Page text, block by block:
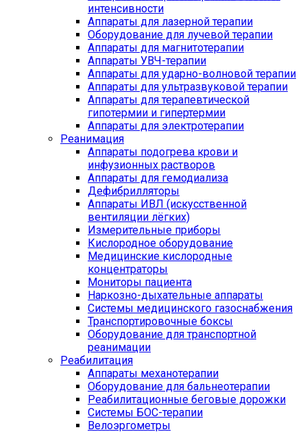
интенсивности
Аппараты для лазерной терапии
Оборудование для лучевой терапии
Аппараты для магнитотерапии
Аппараты УВЧ-терапии
Аппараты для ударно-волновой терапии
Аппараты для ультразвуковой терапии
Аппараты для терапевтической
гипотермии и гипертермии
Аппараты для электротерапии
Реанимация
Аппараты подогрева крови и
инфузионных растворов
Аппараты для гемодиализа
Дефибрилляторы
Аппараты ИВЛ (искусственной
вентиляции лёгких)
Измерительные приборы
Кислородное оборудование
Медицинские кислородные
концентраторы
Мониторы пациента
Наркозно-дыхательные аппараты
Системы медицинского газоснабжения
Транспортировочные боксы
Оборудование для транспортной
реанимации
Реабилитация
Аппараты механотерапии
Оборудование для бальнеотерапии
Реабилитационные беговые дорожки
Системы БОС-терапии
Велоэргометры